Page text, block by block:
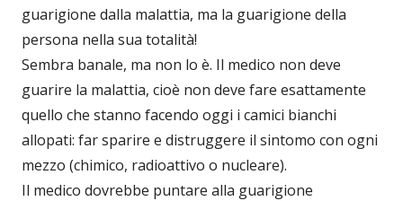
guarigione dalla malattia, ma la guarigione della
persona nella sua totalità!
Sembra banale, ma non lo è. Il medico non deve
guarire la malattia, cioè non deve fare esattamente
quello che stanno facendo oggi i camici bianchi
allopati: far sparire e distruggere il sintomo con ogni
mezzo (chimico, radioattivo o nucleare).
Il medico dovrebbe puntare alla guarigione